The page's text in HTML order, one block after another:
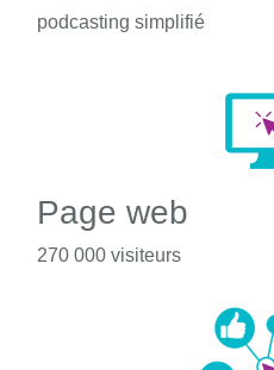
podcasting simplifié
Page web
270 000 visiteurs